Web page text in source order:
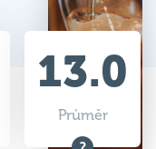
13.0
Průměr